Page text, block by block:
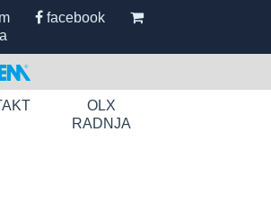
facebook
OLX
RADNJA